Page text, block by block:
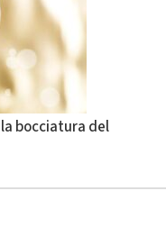
bocciatura del